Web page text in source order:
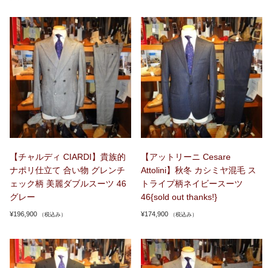
【チャルディ CIARDI】貴族的
ナポリ仕立て 合い物 グレンチ
ェック柄 美麗ダブルスーツ 46
グレー
¥196,900 （税込み）
【アットリーニ Cesare
Attolini】秋冬 カシミヤ混毛 ス
トライプ柄ネイビースーツ
46{sold out thanks!}
¥174,900 （税込み）